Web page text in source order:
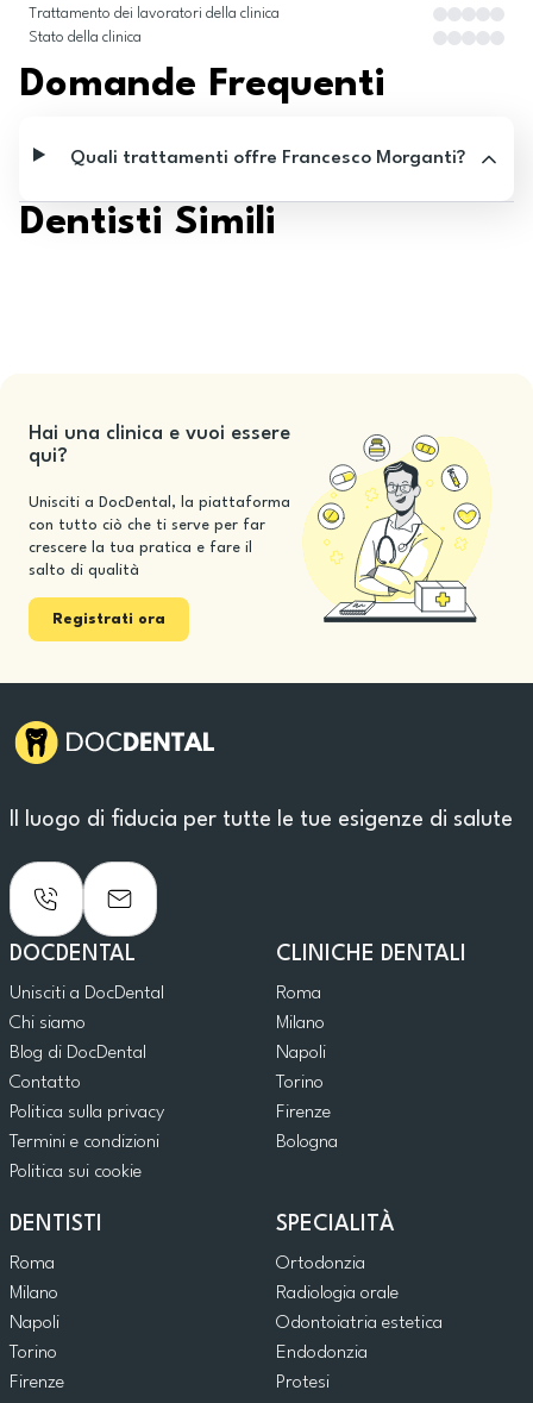
Trattamento dei lavoratori della clinica
Stato della clinica
Domande Frequenti
Quali trattamenti offre Francesco Morganti?
Dentisti Simili
Hai una clinica e vuoi essere
qui?
Unisciti a DocDental, la piattaforma
con tutto ciò che ti serve per far
crescere la tua pratica e fare il
salto di qualità
Registrati ora
Il luogo di fiducia per tutte le tue esigenze di salute
DOCDENTAL
Unisciti a DocDental
Chi siamo
Blog di DocDental
Contatto
Politica sulla privacy
Termini e condizioni
Politica sui cookie
CLINICHE DENTALI
Roma
Milano
Napoli
Torino
Firenze
Bologna
DENTISTI
Roma
Milano
Napoli
Torino
Firenze
SPECIALITÀ
Ortodonzia
Radiologia orale
Odontoiatria estetica
Endodonzia
Protesi